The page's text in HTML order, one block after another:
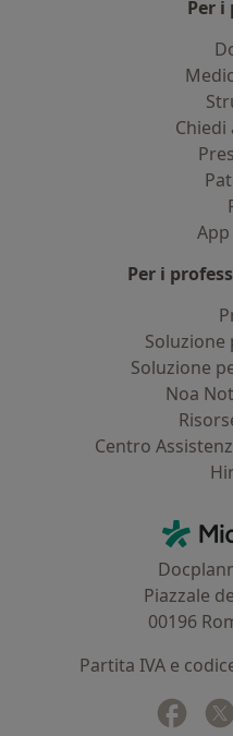
Per i
Per i
Soluzione
Soluzione
Noa
Centro
Piazzale
00196
Partita IVA e
si